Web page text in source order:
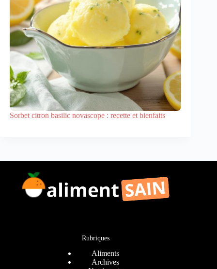
Sorbet citron basilic novascope : recette et bienfaits
Rubriques
Aliments
Archives